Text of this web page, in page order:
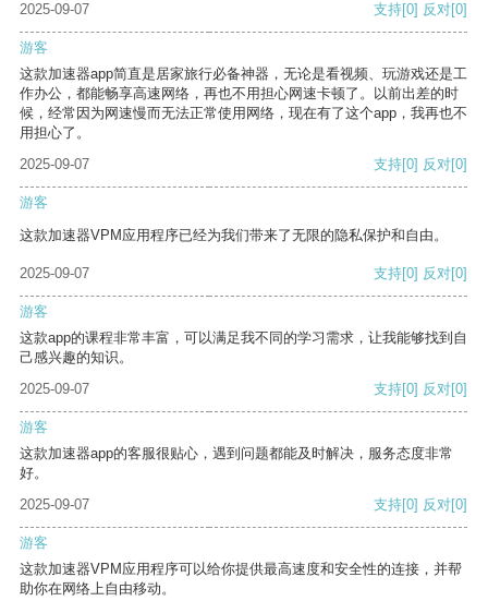
2025-09-07
支持[0] 反对[0]
游客
这款加速器app简直是居家旅行必备神器，无论是看视频、玩游戏还是工
作办公，都能畅享高速网络，再也不用担心网速卡顿了。以前出差的时
候，经常因为网速慢而无法正常使用网络，现在有了这个app，我再也不
用担心了。
2025-09-07
支持[0] 反对[0]
游客
这款加速器VPM应用程序已经为我们带来了无限的隐私保护和自由。
2025-09-07 支持[0] 反对[0]
游客
这款app的课程非常丰富，可以满足我不同的学习需求，让我能够找到自
己感兴趣的知识。
2025-09-07
支持[0] 反对[0]
游客
这款加速器app的客服很贴心，遇到问题都能及时解决，服务态度非常
好。
2025-09-07
支持[0] 反对[0]
游客
这款加速器VPM应用程序可以给你提供最高速度和安全性的连接，并帮
助你在网络上自由移动。